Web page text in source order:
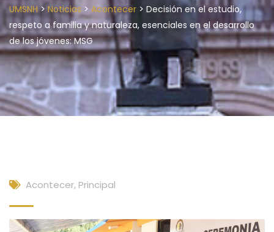
UMSNH> Noticias > Acontecer > Decisión en el estudio,
respeto a familia y naturaleza, esenciales en el desarrollo
de los jóvenes: MSG
Acontecer, Principal